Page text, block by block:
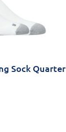
Sock Quarter